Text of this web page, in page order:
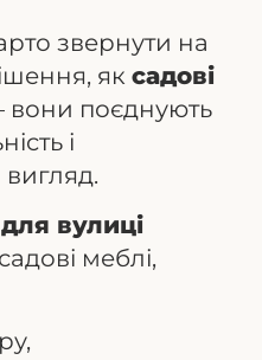
звернути на
як садові
поєднують
і
вулиці
меблі,